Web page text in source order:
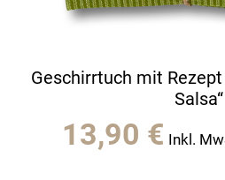
Geschirrtuch mit
Salsa“
13,90 € Inkl.